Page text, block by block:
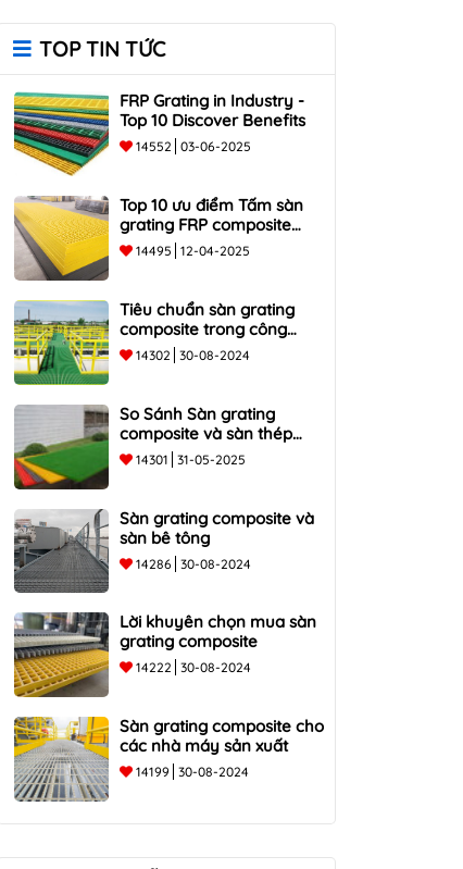
TOP TIN TỨC
FRP Grating in Industry -
Top 10 Discover Benefits
14552 03-06-2025
Top 10 ưu điểm Tấm sàn
grating FRP composite
chống ăn mòn, bền, nhẹ
14495 12-04-2025
Tiêu chuẩn sàn grating
composite trong công
nghiệp
14302 30-08-2024
So Sánh Sàn grating
composite và sàn thép
truyền thống - Top 5 ưu và
nhược điểm
14301 31-05-2025
Sàn grating composite và
sàn bê tông
14286 30-08-2024
Lời khuyên chọn mua sàn
grating composite
14222 30-08-2024
Sàn grating composite cho
các nhà máy sản xuất
14199 30-08-2024